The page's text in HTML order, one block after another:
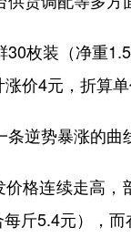
枚装（净重
价4元，折算
逆势暴涨的曲
格连续走高
斤5.4元），而